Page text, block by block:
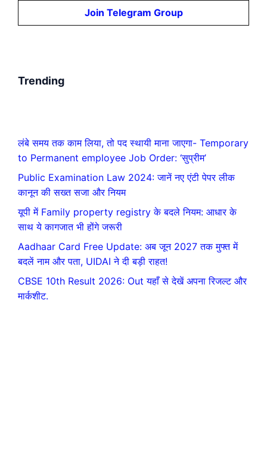
Join Telegram Group
Trending
लंबे समय तक काम लिया, तो पद स्थायी माना जाएगा- Temporary
to Permanent employee Job Order: ‘सुप्रीम’
Public Examination Law 2024: जानें नए एंटी पेपर लीक
कानून की सख्त सजा और नियम
यूपी में Family property registry के बदले नियम: आधार के
साथ ये कागजात भी होंगे जरूरी
Aadhaar Card Free Update: अब जून 2027 तक मुफ्त में
बदलें नाम और पता, UIDAI ने दी बड़ी राहत!
CBSE 10th Result 2026: Out यहाँ से देखें अपना रिजल्ट और
मार्कशीट.